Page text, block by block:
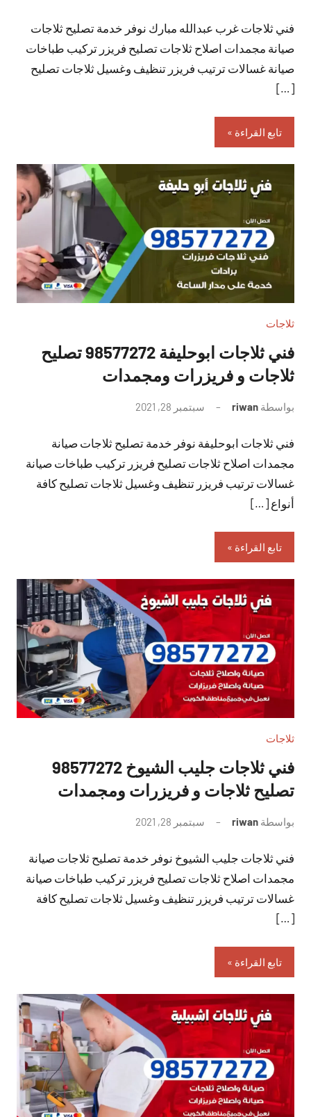
تعليقات
فني ثلاجات غرب عبدالله مبارك نوفر خدمة تصليح ثلاجات
صيانة مجمدات اصلاح ثلاجات تصليح فريزر تركيب طباخات
صيانة غسالات ترتيب فريزر تنظيف وغسيل ثلاجات تصليح
[…]
تابع القراءة
ثلاجات
فني ثلاجات ابوحليفة 98577272 تصليح
ثلاجات و فريزرات ومجمدات
بواسطة riwan سبتمبر 28, 2021
تعليقات
فني ثلاجات ابوحليفة نوفر خدمة تصليح ثلاجات صيانة
مجمدات اصلاح ثلاجات تصليح فريزر تركيب طباخات صيانة
غسالات ترتيب فريزر تنظيف وغسيل ثلاجات تصليح كافة
أنواع […]
تابع القراءة
ثلاجات
فني ثلاجات جليب الشيوخ 98577272
تصليح ثلاجات و فريزرات ومجمدات
بواسطة riwan سبتمبر 28, 2021
تعليقات
فني ثلاجات جليب الشيوخ نوفر خدمة تصليح ثلاجات صيانة
مجمدات اصلاح ثلاجات تصليح فريزر تركيب طباخات صيانة
غسالات ترتيب فريزر تنظيف وغسيل ثلاجات تصليح كافة
[…]
تابع القراءة